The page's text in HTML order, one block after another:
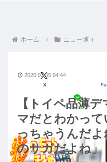
ホーム ニュー速＋
【トイペ品薄
マだとわかっ
っちゃうんだよ
のサガだよね」
X
LINE
2020.03.05 04:44